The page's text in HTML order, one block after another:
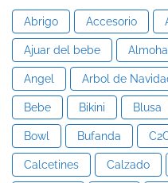
Abrigo Accesorio
Ajuar del bebe
Angel Arbol de
Bebe Bikini Blusa
Bowl Bufanda
Calcetines Calzado